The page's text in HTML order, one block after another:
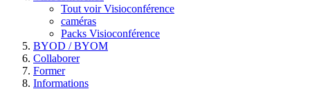
Tout voir Visioconférence
caméras
Packs Visioconférence
BYOD / BYOM
Collaborer
Former
Informations